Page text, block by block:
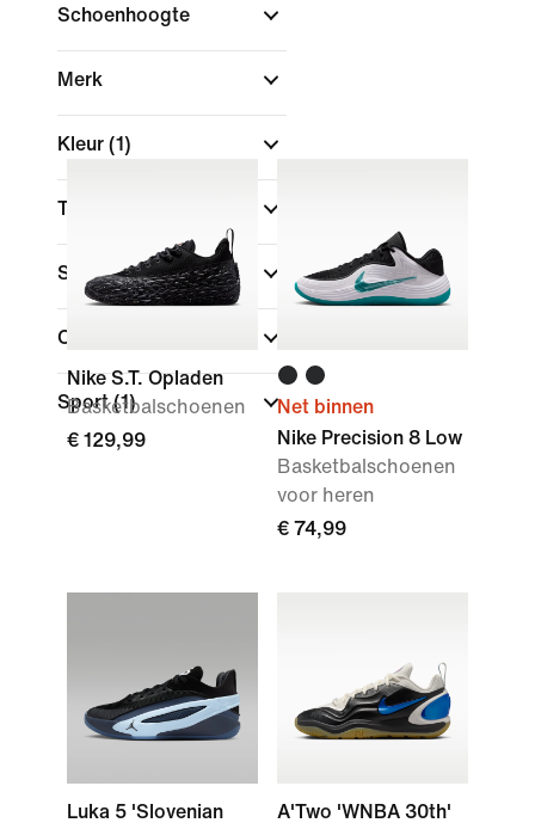
Schoenhoogte
Merk
Kleur (1)
Technologie
Sale en aanbiedingen
Collecties
Sport(1)
Nike S.T. Opladen
Basketbalschoenen
€ 129,99
Net binnen
Nike Precision 8 Low
Basketbalschoenen
voor heren
€ 74,99
Luka 5 'Slovenian
A'Two 'WNBA 30th'